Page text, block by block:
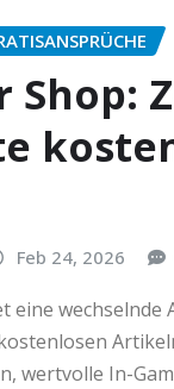
Shop:
Feb 24, 2026
eine wechselnde
wertvolle In-